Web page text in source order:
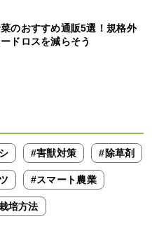
のおすすめ通販5選！規格外
ドロスを減らそう
#害獣対策 #除草剤
#スマート農業
培方法